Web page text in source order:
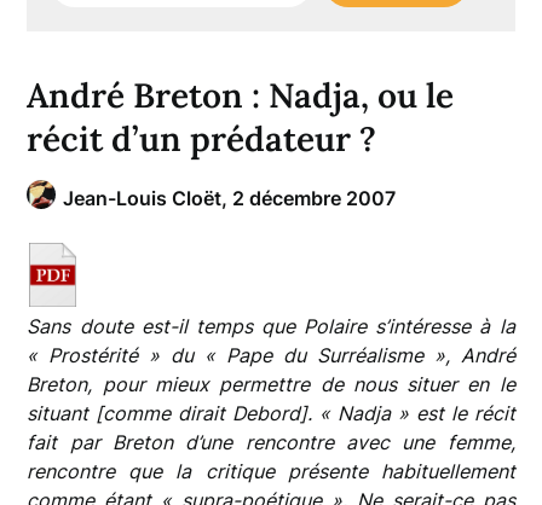
André Breton : Nadja, ou le
récit d’un prédateur ?
Jean-Louis Cloët, 2 décembre 2007
Sans doute est-il temps que Polaire s’intéresse à la
« Prostérité » du « Pape du Surréalisme », André
Breton, pour mieux permettre de nous situer en le
situant [comme dirait Debord]. « Nadja » est le récit
fait par Breton d’une rencontre avec une femme,
rencontre que la critique présente habituellement
comme étant « supra-poétique ». Ne serait-ce pas